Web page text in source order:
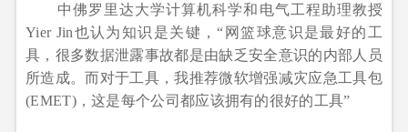
中佛罗里达大学计算机科学和电气工程助理教授
Yier Jin也认为知识是关键，“网篮球意识是最好的工
具，很多数据泄露事故都是由缺乏安全意识的内部人员
所造成。而对于工具，我推荐微软增强减灾应急工具包
(EMET)，这是每个公司都应该拥有的很好的工具”